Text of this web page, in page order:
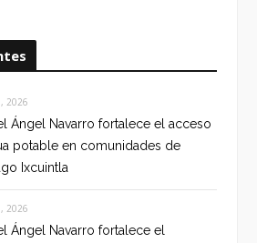
2026
Ángel Navarro fortalece el acceso
potable en comunidades de
Ixcuintla
2026
Ángel Navarro fortalece el